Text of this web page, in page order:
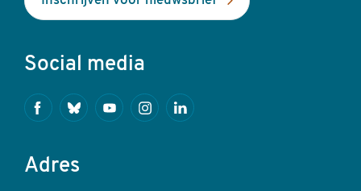
Social media
FacebookBlueskyYoutubeInstagramLinkedin
Adres